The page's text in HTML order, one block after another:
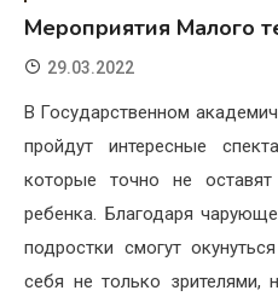
Мероприятия Малого
29.03.2022
В Государственном
пройдут интересные
которые точно не
ребенка. Благодаря
подростки смогут
себя не только зрителями,